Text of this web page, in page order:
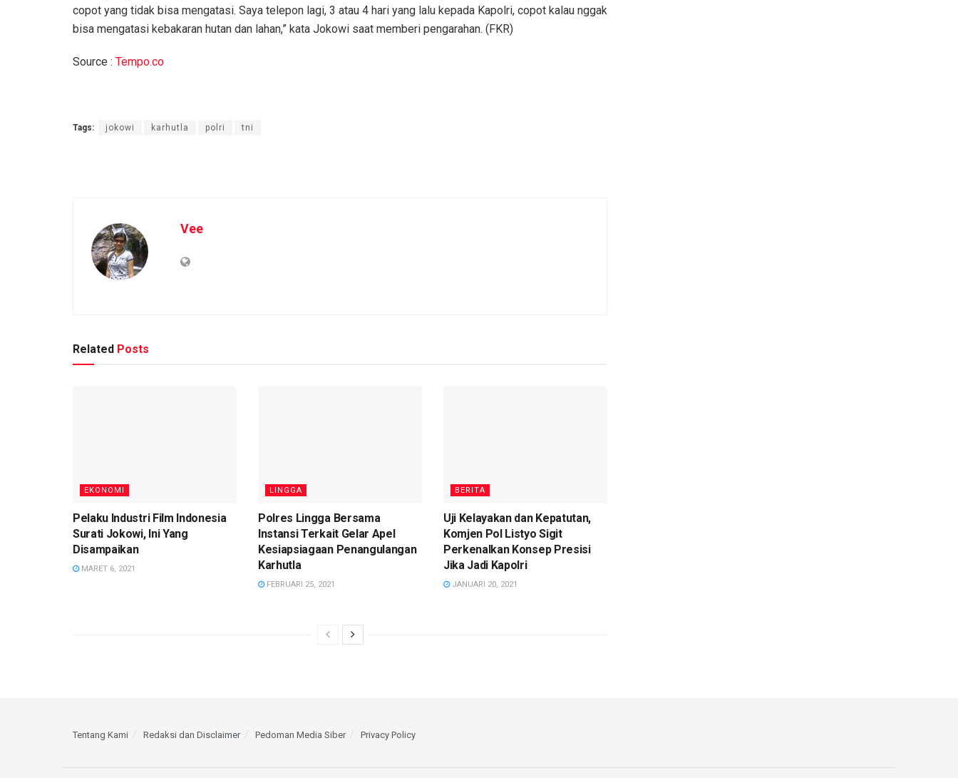
copot yang tidak bisa mengatasi. Saya telepon lagi, 3 atau 4 hari yang lalu kepada Kapolri, copot kalau nggak
bisa mengatasi kebakaran hutan dan lahan,” kata Jokowi saat memberi pengarahan. (FKR)
Source : Tempo.co
Tags: jokowi karhutla polri tni
Vee
Related Posts
EKONOMI
Pelaku Industri Film Indonesia
Surati Jokowi, Ini Yang
Disampaikan
MARET 6, 2021
LINGGA
Polres Lingga Bersama
Instansi Terkait Gelar Apel
Kesiapsiagaan Penangulangan
Karhutla
FEBRUARI 25, 2021
BERITA
Uji Kelayakan dan Kepatutan,
Komjen Pol Listyo Sigit
Perkenalkan Konsep Presisi
Jika Jadi Kapolri
JANUARI 20, 2021
Tentang Kami Redaksi dan Disclaimer Pedoman Media Siber Privacy Policy